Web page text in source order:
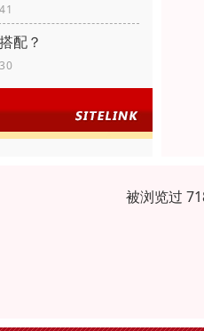
配？
被浏览过